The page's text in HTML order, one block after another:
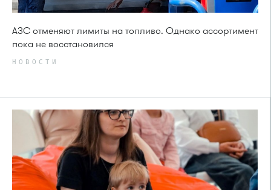
АЗС отменяют лимиты на топливо. Однако ассортимент
пока не восстановился
НОВОСТИ